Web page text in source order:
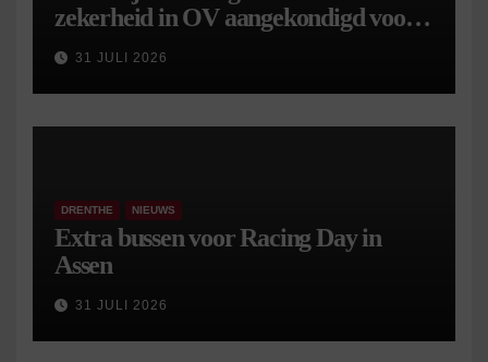
zekerheid in OV aangekondigd voor 9
september
31 JULI 2026
DRENTHE NIEUWS
Extra bussen voor Racing Day in
Assen
31 JULI 2026